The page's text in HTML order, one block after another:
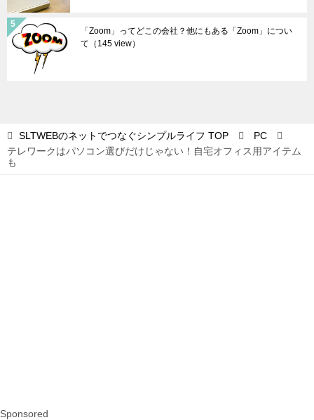
「Zoom」ってどこの会社？他にもある「Zoom」につい
て （145 view）
SLTWEBのネットでつなぐシンプルライフ TOP
PC
テレワークはパソコン選びだけじゃない！自宅オフィス用アイテム
も
Sponsored